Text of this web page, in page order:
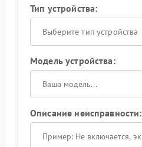
Тип устройства:
Выберите тип устройства
Модель устройства:
Описание неисправности: